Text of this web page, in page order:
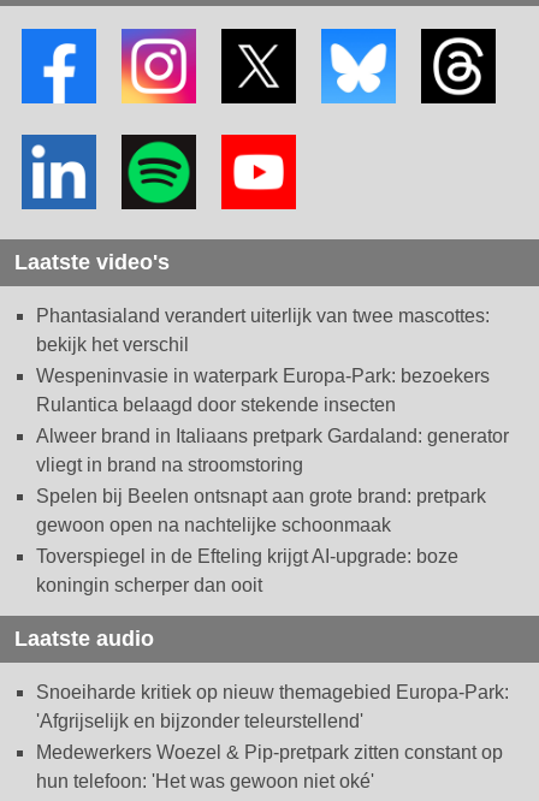
Laatste video's
Phantasialand verandert uiterlijk van twee mascottes:
bekijk het verschil
Wespeninvasie in waterpark Europa-Park: bezoekers
Rulantica belaagd door stekende insecten
Alweer brand in Italiaans pretpark Gardaland: generator
vliegt in brand na stroomstoring
Spelen bij Beelen ontsnapt aan grote brand: pretpark
gewoon open na nachtelijke schoonmaak
Toverspiegel in de Efteling krijgt AI-upgrade: boze
koningin scherper dan ooit
Laatste audio
Snoeiharde kritiek op nieuw themagebied Europa-Park:
'Afgrijselijk en bijzonder teleurstellend'
Medewerkers Woezel & Pip-pretpark zitten constant op
hun telefoon: 'Het was gewoon niet oké'